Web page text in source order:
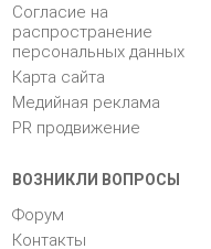
Согласие на
распространение
персональных данных
Карта сайта
Медийная реклама
PR продвижение
ВОЗНИКЛИ ВОПРОСЫ
Форум
Контакты